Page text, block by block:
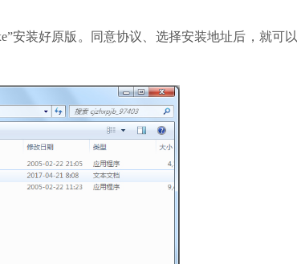
装好原版。同意协议、选择安装地址后，就可以